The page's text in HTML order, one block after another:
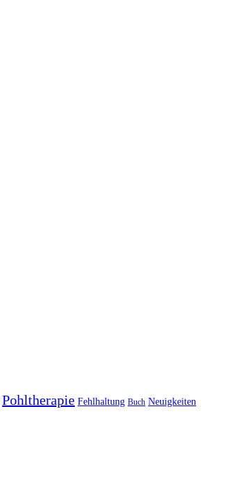
Pohltherapie Fehlhaltung Buch Neuigkeiten